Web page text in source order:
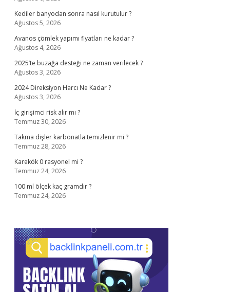
Kediler banyodan sonra nasıl kurutulur ?
Ağustos 5, 2026
Avanos çömlek yapımı fiyatları ne kadar ?
Ağustos 4, 2026
2025’te buzağa desteği ne zaman verilecek ?
Ağustos 3, 2026
2024 Direksiyon Harcı Ne Kadar ?
Ağustos 3, 2026
İç girişimci risk alır mı ?
Temmuz 30, 2026
Takma dişler karbonatla temizlenir mi ?
Temmuz 28, 2026
Karekök 0 rasyonel mi ?
Temmuz 24, 2026
100 ml ölçek kaç gramdır ?
Temmuz 24, 2026